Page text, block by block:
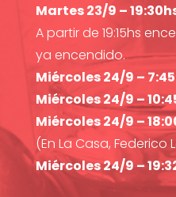
Martes 23/9 –
A partir de 19:15hs
ya encendido.
Miércoles 24/9 –
Miércoles 24/9 –
Miércoles 24/9 –
(En La Casa, Federico
Miércoles 24/9 –